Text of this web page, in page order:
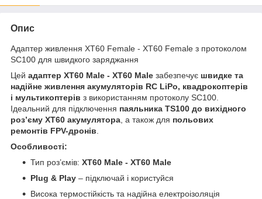
Опис
Адаптер живлення XT60 Female - XT60 Female з протоколом
SC100 для швидкого заряджання
Цей адаптер XT60 Male - XT60 Male забезпечує швидке та
надійне живлення акумуляторів RC LiPo, квадрокоптерів
і мультикоптерів з використанням протоколу SC100.
Ідеальний для підключення паяльника TS100 до вихідного
роз’єму XT60 акумулятора , а також для польових
ремонтів FPV-дронів
Особливості:
Тип роз’ємів: XT60 Male - XT60 Male
Plug & Play – підключай і користуйся
Висока термостійкість та надійна електроізоляція